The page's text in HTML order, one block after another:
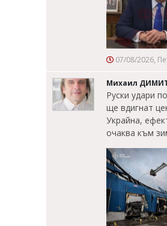
07/08/2026,
Михаил
Руски удари
ще вдигнат
Украйна,
очаква към